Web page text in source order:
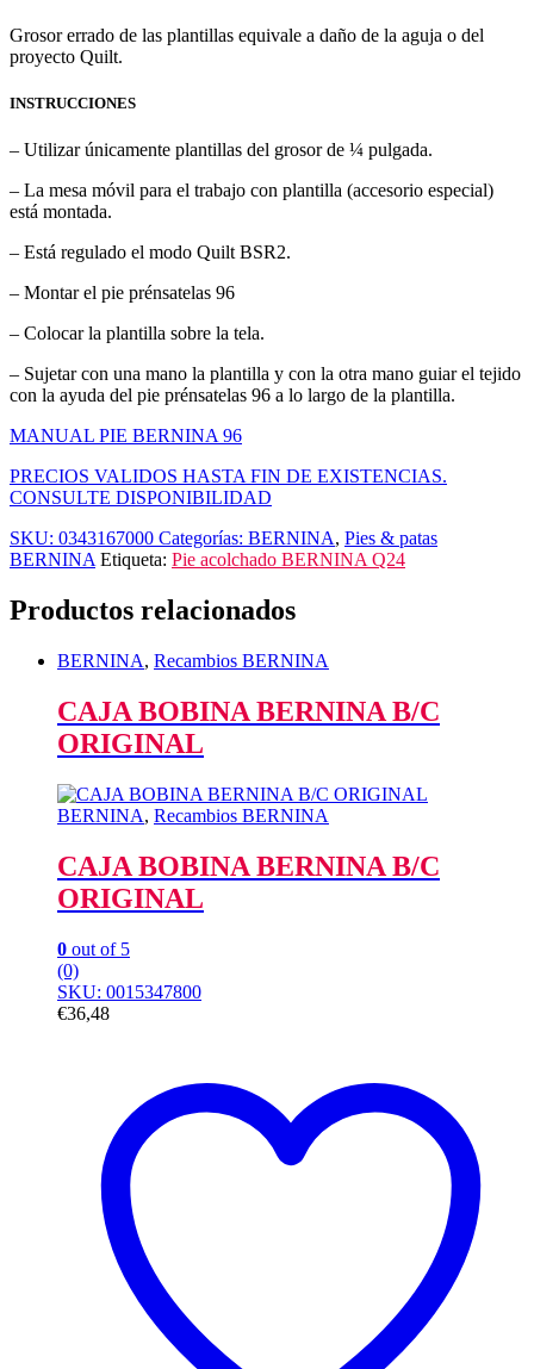
Grosor errado de las plantillas equivale a daño de la aguja o del
proyecto Quilt.
INSTRUCCIONES
– Utilizar únicamente plantillas del grosor de ¼ pulgada.
– La mesa móvil para el trabajo con plantilla (accesorio especial)
está montada.
– Está regulado el modo Quilt BSR2.
– Montar el pie prénsatelas 96
– Colocar la plantilla sobre la tela.
– Sujetar con una mano la plantilla y con la otra mano guiar el tejido
con la ayuda del pie prénsatelas 96 a lo largo de la plantilla.
MANUAL PIE BERNINA 96
PRECIOS VALIDOS HASTA FIN DE EXISTENCIAS.
CONSULTE DISPONIBILIDAD
SKU: 0343167000 Categorías: BERNINA, Pies & patas
BERNINA Etiqueta: Pie acolchado BERNINA Q24
Productos relacionados
BERNINA, Recambios BERNINA
CAJA BOBINA BERNINA B/C
ORIGINAL
BERNINA, Recambios BERNINA
CAJA BOBINA BERNINA B/C
ORIGINAL
0 out of 5
(0)
SKU: 0015347800
€36,48